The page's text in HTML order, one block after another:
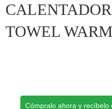
TOWEL
Cómpralo ahora y recíbelo